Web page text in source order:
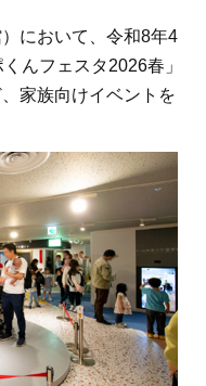
において、令和8年4
んフェスタ2026春」
家族向けイベントを